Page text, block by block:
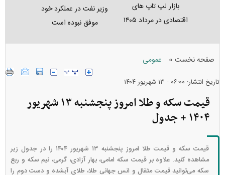
بازار لپ‌ تاپ‌ های
اقتصادی در مرداد ۱۴۰۵
وزیر نفت در عملکرد خود
موفق نبوده است
صفحه نخست » عمومی
تاریخ انتشار: ۰۶:۰۰ - ۱۳ شهريور ۱۴۰۴
قیمت سکه و طلا امروز پنجشنبه ۱۳ شهریور
۱۴۰۴ + جدول
قیمت سکه و قیمت طلا امروز پنجشنبه ۱۳ شهریور ۱۴۰۴ را در جدول زیر
مشاهده کنید. علاوه بر قیمت سکه امامی، بهار آزادی، گرمی، نیم سکه و ربع
سکه می‌توانید قیمت مثقال و انس جهانی طلا، طلای آبشده و دست دوم را